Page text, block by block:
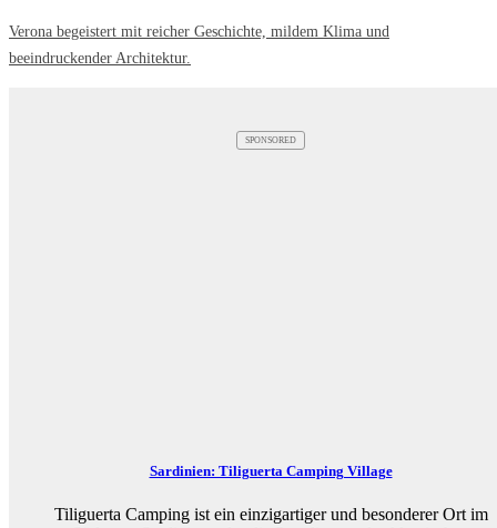
Verona begeistert mit reicher Geschichte, mildem Klima und
beeindruckender Architektur.
SPONSORED
Sardinien: Tiliguerta Camping Village
Tiliguerta Camping ist ein einzigartiger und besonderer Ort im